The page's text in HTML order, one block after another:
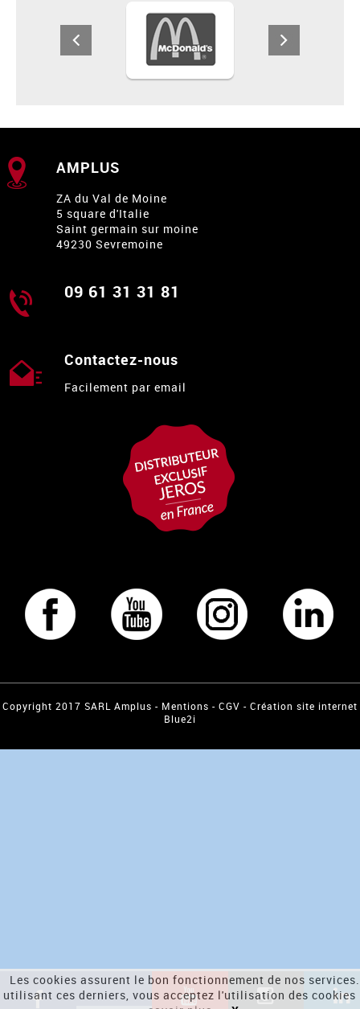
AMPLUS
ZA du Val de Moine
5 square d'Italie
Saint germain sur moine
49230 Sevremoine
09 61 31 31 81
Contactez-nous
Facilement par email
Copyright 2017 SARL Amplus - Mentions - CGV - Création site internet
Blue2i
Les cookies assurent le bon fonctionnement de nos
utilisant ces derniers, vous acceptez l'utilisation des cookies